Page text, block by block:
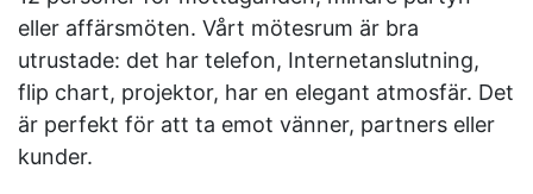
eller affärsmöten. Vårt mötesrum är bra
utrustade: det har telefon, Internetanslutning,
flip chart, projektor, har en elegant atmosfär. Det
är perfekt för att ta emot vänner, partners eller
kunder.